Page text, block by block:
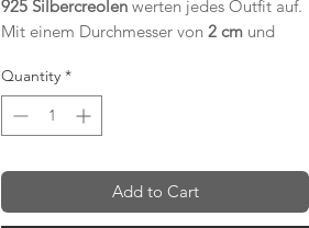
925 Silbercreolen werten jedes Outfit auf.
Mit einem Durchmesser von 2 cm und
perfekt für den Alltag und eine schöne
Ergänzung zu unserem
Quantity *
Add to Cart